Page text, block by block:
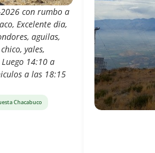
con rumbo a
Excelente dia,
aguilas,
yales,
14:10 a
a las 18:15
Chacabuco